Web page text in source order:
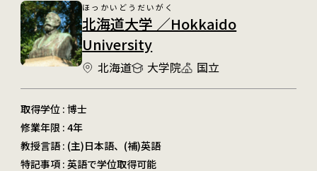
ほっかいどうだいがく
北海道大学 ／Hokkaido
University
北海道 大学院 国立
取得学位 : 博士
修業年限 : 4年
教授言語 : (主)日本語、(補)英語
特記事項 : 英語で学位取得可能